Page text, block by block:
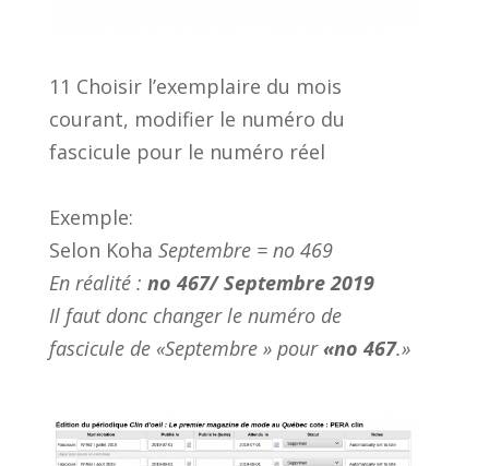
11 Choisir l’exemplaire du mois
courant, modifier le numéro du
fascicule pour le numéro réel
Exemple:
Selon Koha Septembre = no 469
En réalité : no 467/ Septembre 2019
Il faut donc changer le numéro de
fascicule de «Septembre » pour«no 467.»